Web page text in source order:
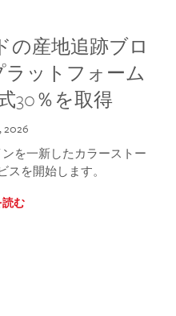
の産地追跡ブロ
ットフォーム
30％を取得
2026
を一新したカラーストー
スを開始します。
む